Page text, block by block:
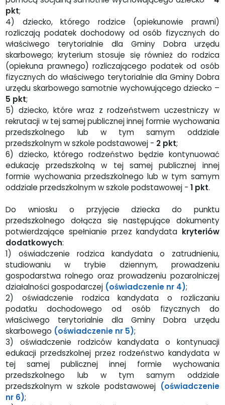
pkt;
4) dziecko, którego rodzice (opiekunowie prawni)
rozliczają podatek dochodowy od osób fizycznych do
właściwego terytorialnie dla Gminy Dobra urzędu
skarbowego; kryterium stosuje się również do rodzica
(opiekuna prawnego) rozliczającego podatek od osób
fizycznych do właściwego terytorialnie dla Gminy Dobra
urzędu skarbowego samotnie wychowującego dziecko –
5 pkt;
5) dziecko, które wraz z rodzeństwem uczestniczy w
rekrutacji w tej samej publicznej innej formie wychowania
przedszkolnego lub w tym samym oddziale
przedszkolnym w szkole podstawowej - 2 pkt;
6) dziecko, którego rodzeństwo będzie kontynuować
edukację przedszkolną w tej samej publicznej innej
formie wychowania przedszkolnego lub w tym samym
oddziale przedszkolnym w szkole podstawowej -1 pkt.
Do wniosku o przyjęcie dziecka do punktu
przedszkolnego dołącza się następujące dokumenty
potwierdzające spełnianie przez kandydata kryteriów
dodatkowych:
1) oświadczenie rodzica kandydata o zatrudnieniu,
studiowaniu w trybie dziennym, prowadzeniu
gospodarstwa rolnego oraz prowadzeniu pozarolniczej
działalności gospodarczej (oświadczenie nr 4);
2) oświadczenie rodzica kandydata o rozliczaniu
podatku dochodowego od osób fizycznych do
właściwego terytorialnie dla Gminy Dobra urzędu
skarbowego (oświadczenie nr 5);
3) oświadczenie rodziców kandydata o kontynuacji
edukacji przedszkolnej przez rodzeństwo kandydata w
tej samej publicznej innej formie wychowania
przedszkolnego lub w tym samym oddziale
przedszkolnym w szkole podstawowej (oświadczenie
nr 6);